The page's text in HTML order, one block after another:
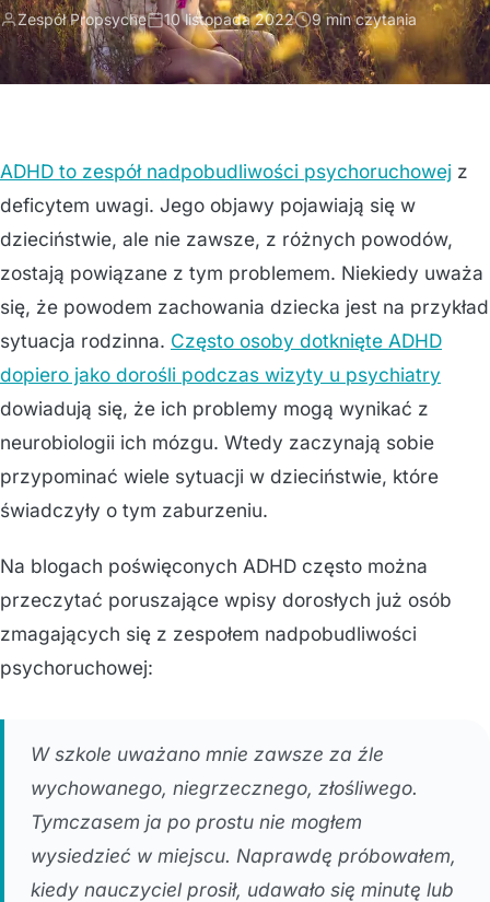
Zespół Propsyche 10 listopada 2022 9 min czytania
ADHD to zespół nadpobudliwości psychoruchowej z
deficytem uwagi. Jego objawy pojawiają się w
dzieciństwie, ale nie zawsze, z różnych powodów,
zostają powiązane z tym problemem. Niekiedy uważa
się, że powodem zachowania dziecka jest na przykład
sytuacja rodzinna. Często osoby dotknięte ADHD
dopiero jako dorośli podczas wizyty u psychiatry
dowiadują się, że ich problemy mogą wynikać z
neurobiologii ich mózgu. Wtedy zaczynają sobie
przypominać wiele sytuacji w dzieciństwie, które
świadczyły o tym zaburzeniu.
Na blogach poświęconych ADHD często można
przeczytać poruszające wpisy dorosłych już osób
zmagających się z zespołem nadpobudliwości
psychoruchowej:
W szkole uważano mnie zawsze za źle
wychowanego, niegrzecznego, złośliwego.
Tymczasem ja po prostu nie mogłem
wysiedzieć w miejscu. Naprawdę próbowałem,
kiedy nauczyciel prosił, udawało się minutę lub